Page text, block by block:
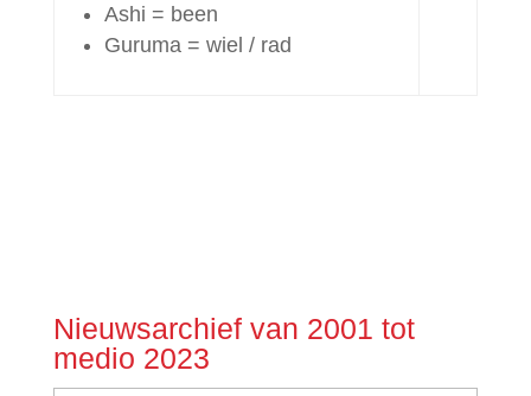
Ashi = been
Guruma = wiel / rad
Nieuwsarchief van 2001 tot
medio 2023